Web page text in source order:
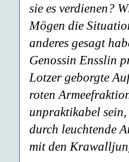
sie es verdienen?
Mögen die
anderes gesagt
Genossin Ensslin
Lotzer geborgte
roten
unpraktikabel
durch leuchtende
mit den